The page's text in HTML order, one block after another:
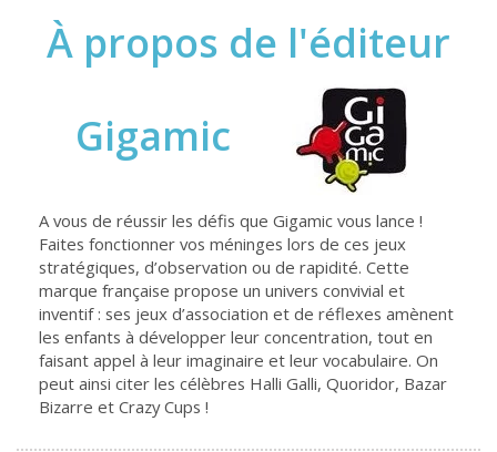
À propos de l'éditeur
Gigamic
A vous de réussir les défis que Gigamic vous lance !
Faites fonctionner vos méninges lors de ces jeux
stratégiques, d’observation ou de rapidité. Cette
marque française propose un univers convivial et
inventif : ses jeux d’association et de réflexes amènent
les enfants à développer leur concentration, tout en
faisant appel à leur imaginaire et leur vocabulaire. On
peut ainsi citer les célèbres Halli Galli, Quoridor, Bazar
Bizarre et Crazy Cups !